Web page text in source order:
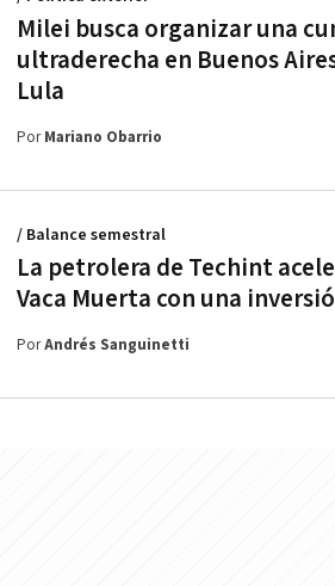
Milei busca organizar una
ultraderecha en Buenos
Lula
PorMariano Obarrio
La petrolera de Techint
Vaca Muerta con una
/ Balance semestral
PorAndrés Sanguinetti